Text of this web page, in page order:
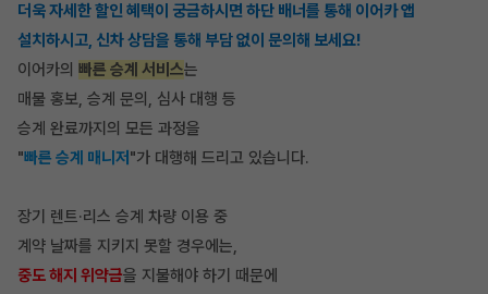
더욱 자세한 할인 혜택이 궁금하시면 하단 배너를 통해 이어카 앱
설치하시고, 신차 상담을 통해 부담 없이 문의해 보세요!
이어카의 빠른 승계 서비스는
매물 홍보, 승계 문의, 심사 대행 등
승계 완료까지의 모든 과정을
"빠른 승계 매니저 "가 대행해 드리고 있습니다.
장기 렌트·리스 승계 차량 이용 중
계약 날짜를 지키지 못할 경우에는,
중도 해지 위약금을 지불해야 하기 때문에